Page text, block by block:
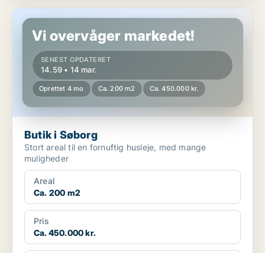
Butik i Søborg
Vi overvåger markedet!
SENEST OPDATERET
14.59 • 14 mar.
Oprettet 4 mo Ca. 200 m2 Ca. 450.000 kr.
Butik i Søborg
Stort areal til en fornuftig husleje, med mange
muligheder
Areal
Ca. 200 m2
Pris
Ca. 450.000 kr.